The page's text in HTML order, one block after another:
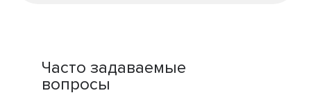
Часто задаваемые
вопросы